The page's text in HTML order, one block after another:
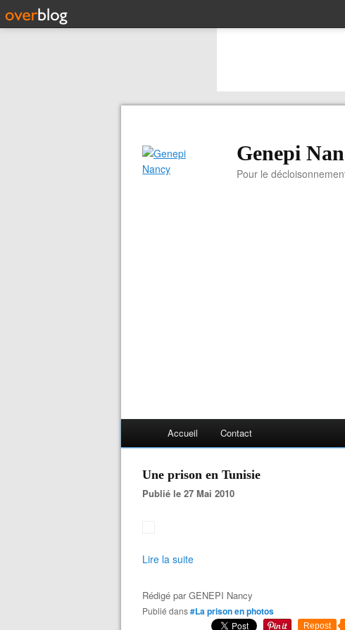
Genepi
Pour le
Accueil Contact
Une prison en Tunisie
Publié le 27 Mai 2010
Lire la suite
Rédigé parGENEPI Nancy
Publié dans#La prison en photos
Repost